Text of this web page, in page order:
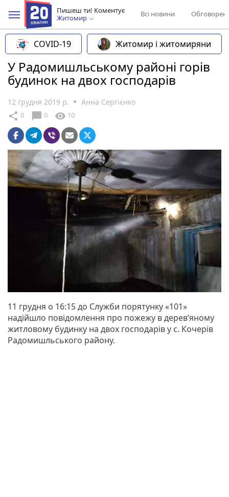
Пишеш ти! Коментує
Житомир
Всі новини
COVID-19 Житомир і житомиряни
У Радомишльському районі горів
будинок на двох господарів
12 грудня 2019 р. Анна Сергієнко
share 0 chat_bubble 0 visibility 10
11 грудня о 16:15 до Служби порятунку «101»
надійшло повідомлення про пожежу в дерев’яному
житловому будинку на двох господарів у с. Кочерів
Радомишльського району.